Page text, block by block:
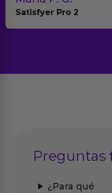
Anna Huevo
Preguntas
¿Para qué